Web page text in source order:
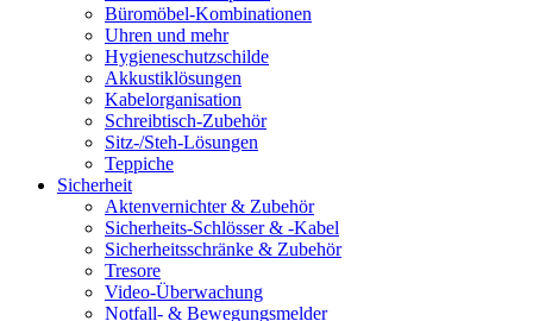
Büromöbel-Kombinationen
Uhren und mehr
Hygieneschutzschilde
Akkustiklösungen
Kabelorganisation
Schreibtisch-Zubehör
Sitz-/Steh-Lösungen
Teppiche
Sicherheit
Aktenvernichter & Zubehör
Sicherheits-Schlösser & -Kabel
Sicherheitsschränke & Zubehör
Tresore
Video-Überwachung
Notfall- & Bewegungsmelder